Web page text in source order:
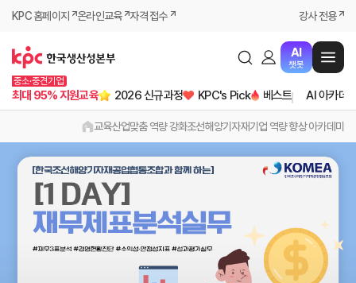
KPC 홈페이지 온라인교육 자격 접수 강사 전용
AI
챗봇
중소·중견기업
최대 95% 지원교육 2026 신규과정 KPC's Pick 베스트 AI 아카데
교육산업맞춤 역량 강화조선해양기자재기업 역량 향상 아카데미